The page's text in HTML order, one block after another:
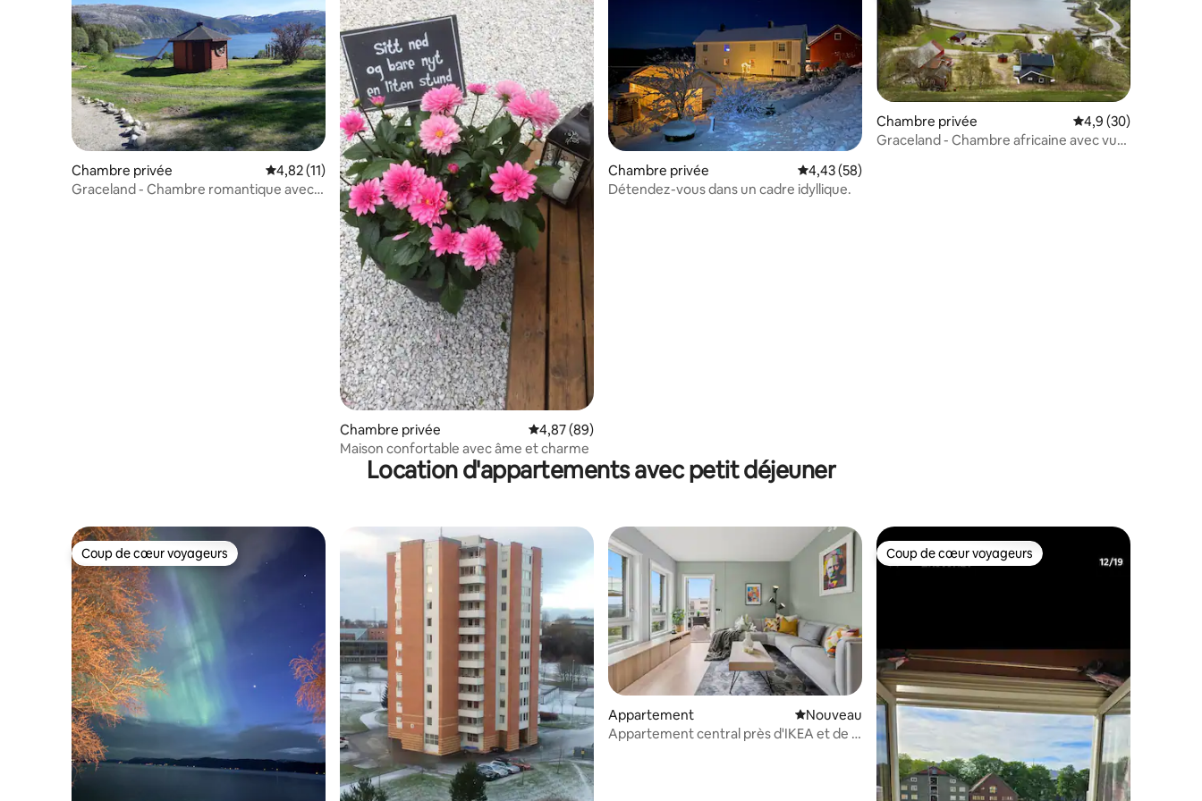
Chambre privée Évaluation moyenne sur la base de 11 commentaires : 4,82 sur 5
4,82 (11)
Graceland - Chambre romantique avec
Chambre privée Évaluation moyenne sur la base de 89 commentaires : 4,87 sur 5
4,87 (89)
Maison confortable avec âme et charme
Chambre privée Évaluation moyenne sur la base de 58 commentaires : 4,43 sur 5
4,43 (58)
Détendez-vous dans un cadre idyllique.
Chambre privée Évaluation moyenne
4,9 (30)
Graceland - Chambre africaine avec vue
Location d'appartements avec petit déjeuner
Coup de cœur voyageurs
Coup de cœur voyageurs
Appartement Nouvel hébergement
Nouveau
Appartement central près d'IKEA et de la
Coup de cœur voyageurs
Coup de cœur voyageurs